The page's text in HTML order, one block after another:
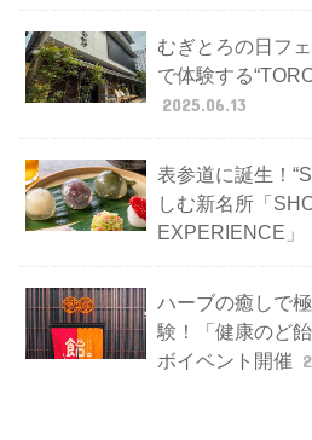
むぎとろの日フ
で体験する
2025.06.13
表参道に誕生！
しむ新名所「
EXPERIENCE」
ハーブの癒しで
験！「健康のど
ボイベント開催